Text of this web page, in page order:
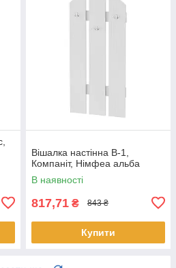
Вішалка настінна В-1,
Компаніт, Німфеа альба
В наявності
817,71 ₴ 843 ₴
Купити